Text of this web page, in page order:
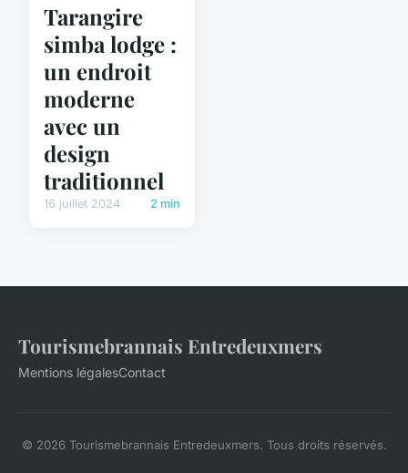
Tarangire
simba lodge :
un endroit
moderne
avec un
design
traditionnel
16 juillet 2024 2 min
Tourismebrannais Entredeuxmers
Mentions légalesContact
© 2026 Tourismebrannais Entredeuxmers. Tous droits réservés.